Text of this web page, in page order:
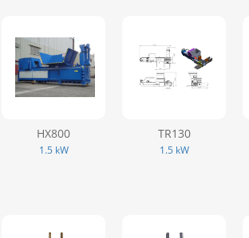
HX800
1.5 kW
TR130
1.5 kW